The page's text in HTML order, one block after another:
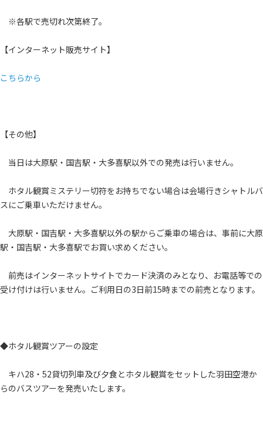
※各駅で売切れ次第終了。
【インターネット販売サイト】
こちらから
【その他】
当日は大原駅・国吉駅・大多喜駅以外での発売は行いません。
ホタル観賞ミステリー切符をお持ちでない場合は会場行きシャトルバ
スにご乗車いただけません。
大原駅・国吉駅・大多喜駅以外の駅からご乗車の場合は、事前に大原
駅・国吉駅・大多喜駅でお買い求めください。
前売はインターネットサイトでカード決済のみとなり、お電話等での
受け付けは行いません。ご利用日の3日前15時までの前売となります。
◆ホタル観賞ツアーの設定
キハ28・52貸切列車及び夕食とホタル観賞をセットした羽田空港か
らのバスツアーを発売いたします。